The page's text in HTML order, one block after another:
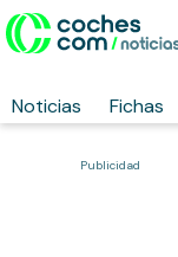
Noticias Fichas
Publicidad